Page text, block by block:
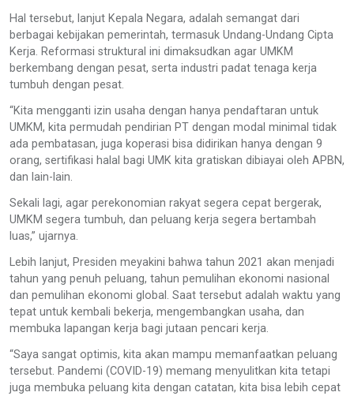
Hal tersebut, lanjut Kepala Negara, adalah semangat dari
berbagai kebijakan pemerintah, termasuk Undang-Undang Cipta
Kerja. Reformasi struktural ini dimaksudkan agar UMKM
berkembang dengan pesat, serta industri padat tenaga kerja
tumbuh dengan pesat.
“Kita mengganti izin usaha dengan hanya pendaftaran untuk
UMKM, kita permudah pendirian PT dengan modal minimal tidak
ada pembatasan, juga koperasi bisa didirikan hanya dengan 9
orang, sertifikasi halal bagi UMK kita gratiskan dibiayai oleh APBN,
dan lain-lain.
Sekali lagi, agar perekonomian rakyat segera cepat bergerak,
UMKM segera tumbuh, dan peluang kerja segera bertambah
luas,” ujarnya.
Lebih lanjut, Presiden meyakini bahwa tahun 2021 akan menjadi
tahun yang penuh peluang, tahun pemulihan ekonomi nasional
dan pemulihan ekonomi global. Saat tersebut adalah waktu yang
tepat untuk kembali bekerja, mengembangkan usaha, dan
membuka lapangan kerja bagi jutaan pencari kerja.
“Saya sangat optimis, kita akan mampu memanfaatkan peluang
tersebut. Pandemi (COVID-19) memang menyulitkan kita tetapi
juga membuka peluang kita dengan catatan, kita bisa lebih cepat